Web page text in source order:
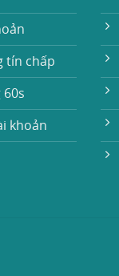
tín chấp
khoản